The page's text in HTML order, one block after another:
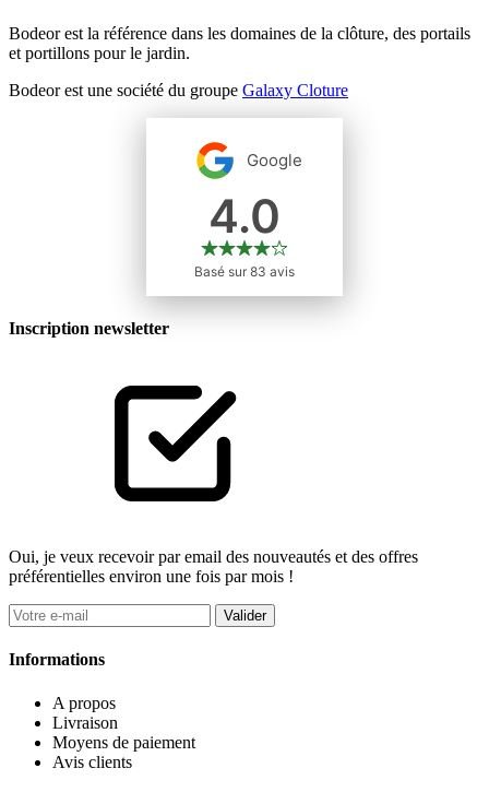
Bodeor est la référence dans les domaines de la clôture, des portails
et portillons pour le jardin.
Bodeor est une société du groupe Galaxy Cloture
Inscription newsletter
Oui, je veux recevoir par email des nouveautés et des offres
préférentielles environ une fois par mois !
Valider
Informations
A propos
Livraison
Moyens de paiement
Avis clients